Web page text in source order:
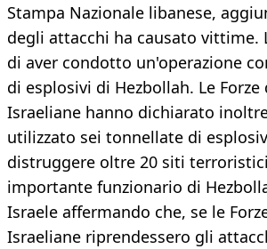
Stampa Nazionale libanese,
degli attacchi ha causato vittime.
di aver condotto un'operazione
di esplosivi di Hezbollah. Le Forze
Israeliane hanno dichiarato
utilizzato sei tonnellate di
distruggere oltre 20 siti
importante funzionario di
Israele affermando che, se le
Israeliane riprendessero gli